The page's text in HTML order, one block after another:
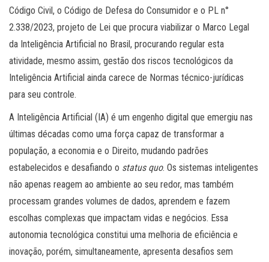
Código Civil, o Código de Defesa do Consumidor e o PL n°
2.338/2023, projeto de Lei que procura viabilizar o Marco Legal
da Inteligência Artificial no Brasil, procurando regular esta
atividade, mesmo assim, gestão dos riscos tecnológicos da
Inteligência Artificial ainda carece de Normas técnico-jurídicas
para seu controle.
A Inteligência Artificial (IA) é um engenho digital que emergiu nas
últimas décadas como uma força capaz de transformar a
população, a economia e o Direito, mudando padrões
estabelecidos e desafiando o status quo. Os sistemas inteligentes
não apenas reagem ao ambiente ao seu redor, mas também
processam grandes volumes de dados, aprendem e fazem
escolhas complexas que impactam vidas e negócios. Essa
autonomia tecnológica constitui uma melhoria de eficiência e
inovação, porém, simultaneamente, apresenta desafios sem